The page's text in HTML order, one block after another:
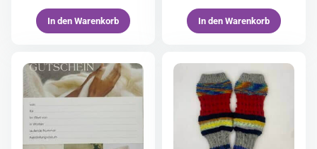
In den Warenkorb In den Warenkorb